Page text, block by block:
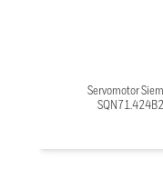
Servomotor